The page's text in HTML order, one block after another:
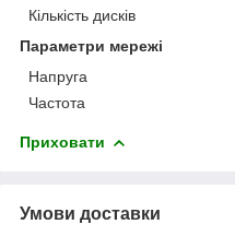
Кількість дисків
Параметри мережі
Напруга
Частота
Приховати
Умови доставки